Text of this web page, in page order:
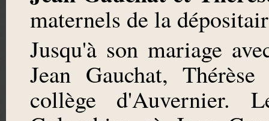
maternels de la
Jusqu'à son mariage
Jean Gauchat,
collège d'Auvernier.